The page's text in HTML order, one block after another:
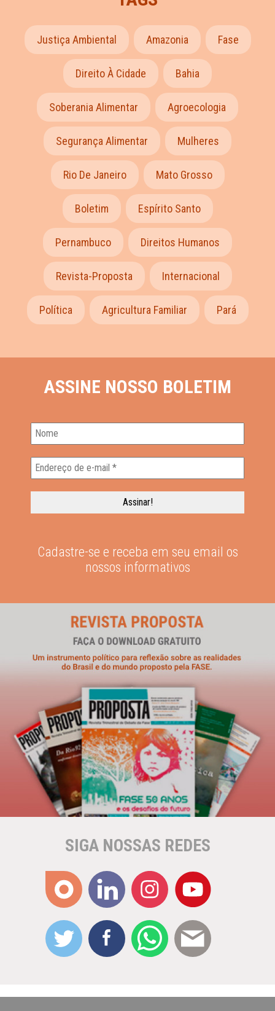
Justiça Ambiental Amazonia Fase
Direito À Cidade Bahia
Soberania Alimentar Agroecologia
Segurança Alimentar Mulheres
Rio De Janeiro Mato Grosso
Boletim Espírito Santo
Pernambuco Direitos Humanos
Revista-Proposta Internacional
Política Agricultura Familiar Pará
ASSINE NOSSO BOLETIM
Cadastre-se e receba em seu email os
nossos informativos
SIGA NOSSAS REDES